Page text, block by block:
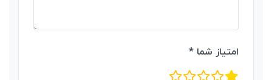
امتیاز شما *